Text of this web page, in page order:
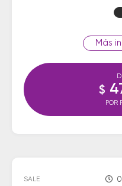
$
POR
SALE